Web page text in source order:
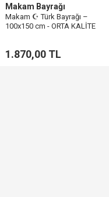
Makam Bayrağı
Makam ☪ Türk Bayrağı –
100x150 cm - ORTA KALİTE
1.870,00 TL